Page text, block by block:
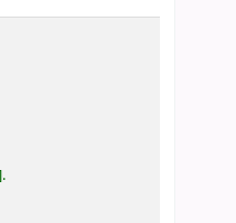
.